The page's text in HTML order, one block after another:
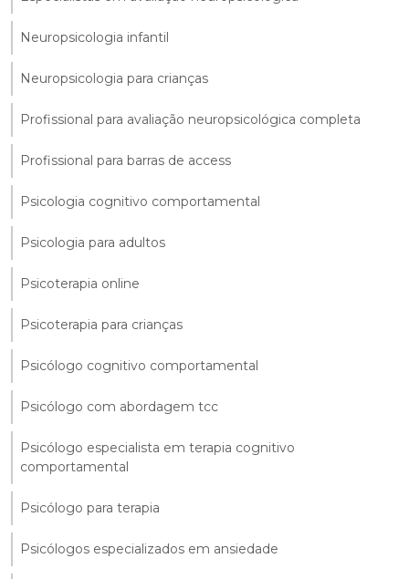
Neuropsicologia infantil
Neuropsicologia para crianças
Profissional para avaliação neuropsicológica completa
Profissional para barras de access
Psicologia cognitivo comportamental
Psicologia para adultos
Psicoterapia online
Psicoterapia para crianças
Psicólogo cognitivo comportamental
Psicólogo com abordagem tcc
Psicólogo especialista em terapia cognitivo
comportamental
Psicólogo para terapia
Psicólogos especializados em ansiedade